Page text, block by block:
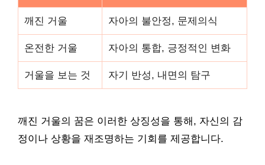
깨진 거울 자아의 불안정, 문제의식
온전한 거울 자아의 통합, 긍정적인 변화
거울을 보는 것 자기 반성, 내면의 탐구
깨진 거울의 꿈은 이러한 상징성을 통해, 자신의 감
정이나 상황을 재조명하는 기회를 제공합니다.